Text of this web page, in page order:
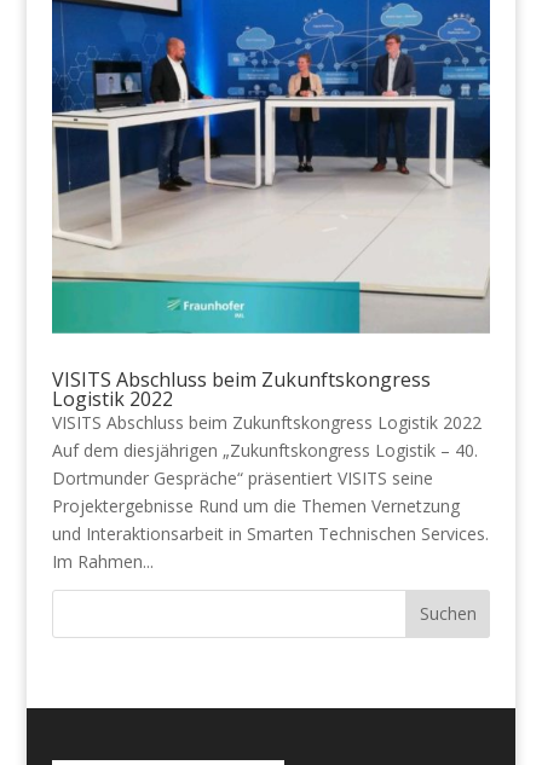
VISITS Abschluss beim Zukunftskongress
Logistik 2022
VISITS Abschluss beim Zukunftskongress Logistik 2022
Auf dem diesjährigen „Zukunftskongress Logistik – 40.
Dortmunder Gespräche“ präsentiert VISITS seine
Projektergebnisse Rund um die Themen Vernetzung
und Interaktionsarbeit in Smarten Technischen Services.
Im Rahmen...